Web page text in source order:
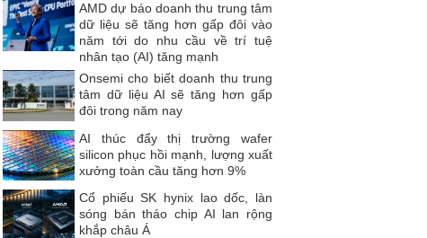
AMD dự báo doanh thu trung tâm
dữ liệu sẽ tăng hơn gấp đôi vào
năm tới do nhu cầu về trí tuệ
nhân tạo (AI) tăng mạnh
Onsemi cho biết doanh thu trung
tâm dữ liệu AI sẽ tăng hơn gấp
đôi trong năm nay
AI thúc đẩy thị trường wafer
silicon phục hồi mạnh, lượng xuất
xưởng toàn cầu tăng hơn 9%
Cổ phiếu SK hynix lao dốc, làn
sóng bán tháo chip AI lan rộng
khắp châu Á